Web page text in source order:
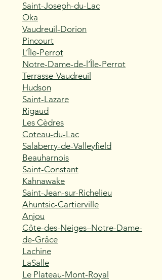
Saint-Joseph-du-Lac
Oka
Vaudreuil-Dorion
Pincourt
L’Île-Perrot
Notre-Dame-de-l’Île-Perrot
Terrasse-Vaudreuil
Hudson
Saint-Lazare
Rigaud
Les Cèdres
Coteau-du-Lac
Salaberry-de-Valleyfield
Beauharnois
Saint-Constant
Kahnawake
Saint-Jean-sur-Richelieu
Ahuntsic-Cartierville
Anjou
Côte-des-Neiges–Notre-Dame-
de-Grâce
Lachine
LaSalle
Le Plateau-Mont-Royal